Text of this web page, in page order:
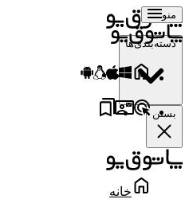
منو
دسته‌بندی‌ها
بستن
خانه